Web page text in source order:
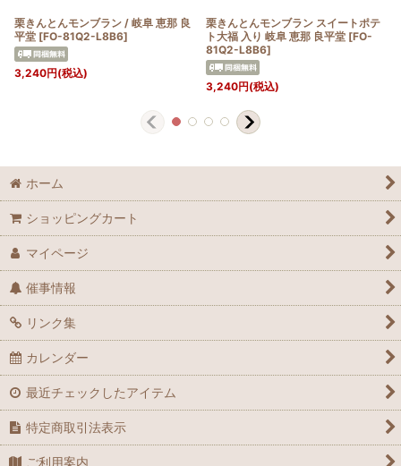
栗きんとんモンブラン / 岐阜 恵那 良
平堂 [FO-81Q2-L8B6]
3,240円(税込)
栗きんとんモンブラン スイートポテ
ト大福 入り 岐阜 恵那 良平堂 [FO-
81Q2-L8B6]
3,240円(税込)
ホーム
ショッピングカート
マイページ
催事情報
リンク集
カレンダー
最近チェックしたアイテム
特定商取引法表示
ご利用案内